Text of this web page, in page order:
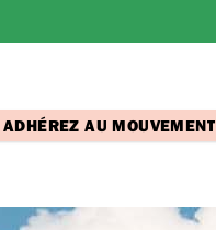
ADHÉREZ AU MOUVEMENT